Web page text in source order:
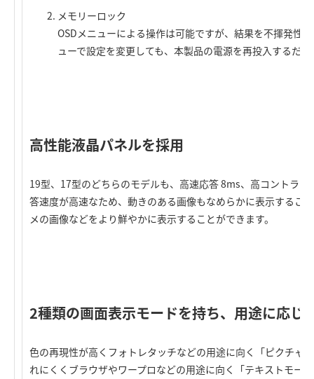
メモリーロック
OSDメニューによる操作は可能ですが、結果を不揮発性
ューで設定を変更しても、本製品の電源を再投入するだ
高性能液晶パネルを採用
19型、17型のどちらのモデルも、高速応答 8ms、高コントラ
答速度が高速なため、動きのある画像もなめらかに表示するこ
メの画像などをより鮮やかに表示することができます。
2種類の画面表示モードを持ち、用途に応じ
色の再現性が高くフォトレタッチなどの用途に向く「ピクチャ
れにくくブラウザやワープロなどの用途に向く「テキストモー